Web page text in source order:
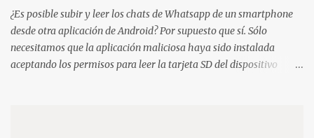
released. The RevD. Fr...
¿Es posible subir y leer los chats de Whatsapp de un smartphone
desde otra aplicación de Android? Por supuesto que sí. Sólo
necesitamos que la aplicación maliciosa haya sido instalada
aceptando los permisos para leer la tarjeta SD del dispositivo